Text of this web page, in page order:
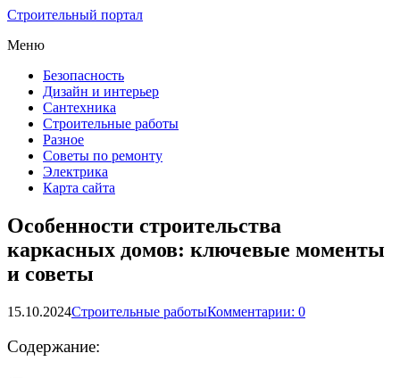
Строительный портал
Меню
Безопасность
Дизайн и интерьер
Сантехника
Строительные работы
Разное
Советы по ремонту
Электрика
Карта сайта
Особенности строительства
каркасных домов: ключевые моменты
и советы
15.10.2024Строительные работыКомментарии: 0
Содержание: